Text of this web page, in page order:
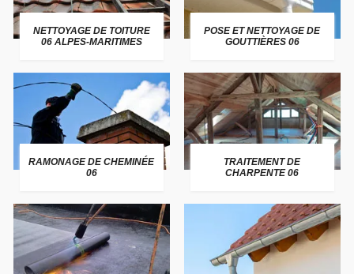
NETTOYAGE DE TOITURE
06 ALPES-MARITIMES
POSE ET NETTOYAGE DE
GOUTTIÈRES 06
RAMONAGE DE CHEMINÉE
06
TRAITEMENT DE
CHARPENTE 06